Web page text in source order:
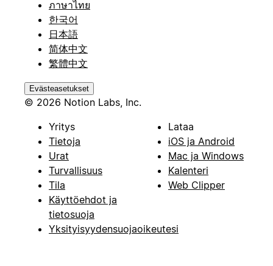
ภาษาไทย
한국어
日本語
简体中文
繁體中文
Evästeasetukset
© 2026 Notion Labs, Inc.
Yritys
Tietoja
Urat
Turvallisuus
Tila
Käyttöehdot ja
tietosuoja
Yksityisyydensuojaoikeutesi
Lataa
iOS ja Android
Mac ja Windows
Kalenteri
Web Clipper